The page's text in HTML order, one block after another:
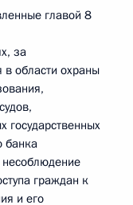
главой 8
за
области охраны
банка
граждан к
и его